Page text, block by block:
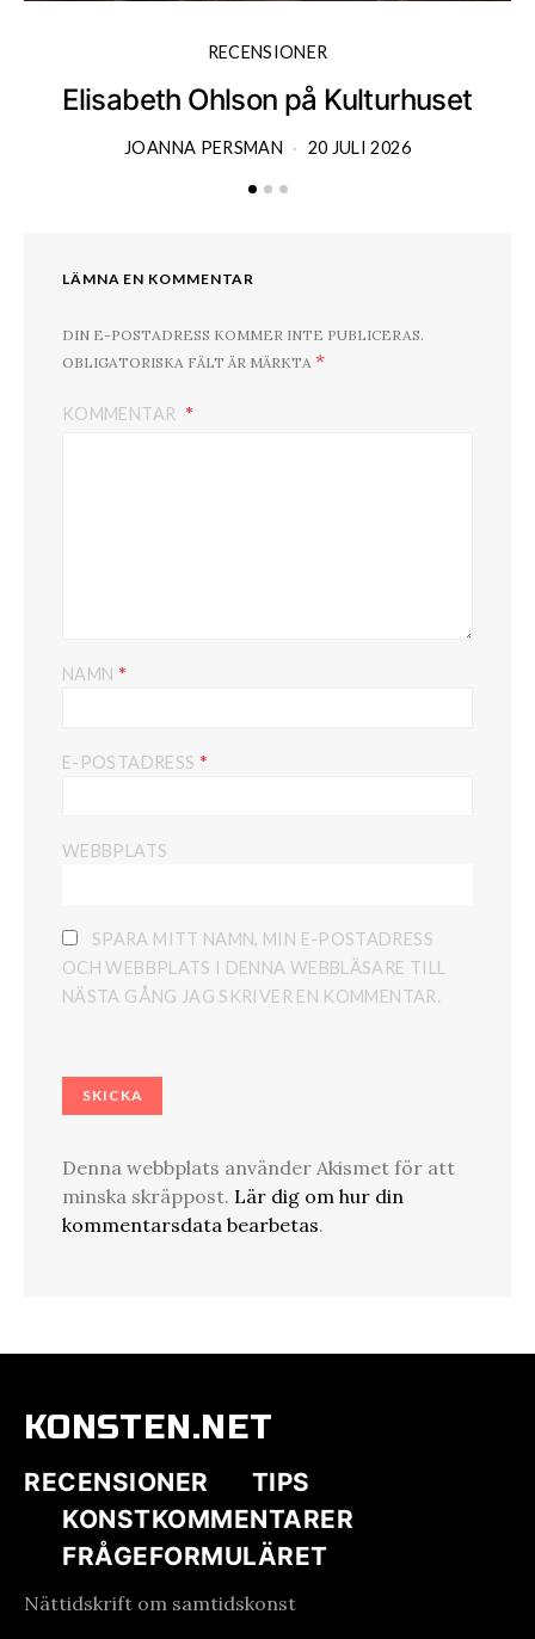
RECENSIONER
Elisabeth Ohlson på Kulturhuset
JOANNA PERSMAN 20 JULI 2026
LÄMNA EN KOMMENTAR
DIN E-POSTADRESS KOMMER INTE PUBLICERAS.
OBLIGATORISKA FÄLT ÄR MÄRKTA *
KOMMENTAR
NAMN *
E-POSTADRESS *
WEBBPLATS
SPARA MITT NAMN, MIN E-POSTADRESS
OCH WEBBPLATS I DENNA WEBBLÄSARE TILL
NÄSTA GÅNG JAG SKRIVER EN KOMMENTAR.
Denna webbplats använder Akismet för att
minska skräppost. Lär dig om hur din
kommentarsdata bearbetas.
KONSTEN.NET
RECENSIONER
TIPS
KONSTKOMMENTARER
FRÅGEFORMULÄRET
Nättidskrift om samtidskonst